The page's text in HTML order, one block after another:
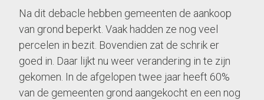
Na dit debacle hebben gemeenten de aankoop
van grond beperkt. Vaak hadden ze nog veel
percelen in bezit. Bovendien zat de schrik er
goed in. Daar lijkt nu weer verandering in te zijn
gekomen. In de afgelopen twee jaar heeft 60%
van de gemeenten grond aangekocht en een nog